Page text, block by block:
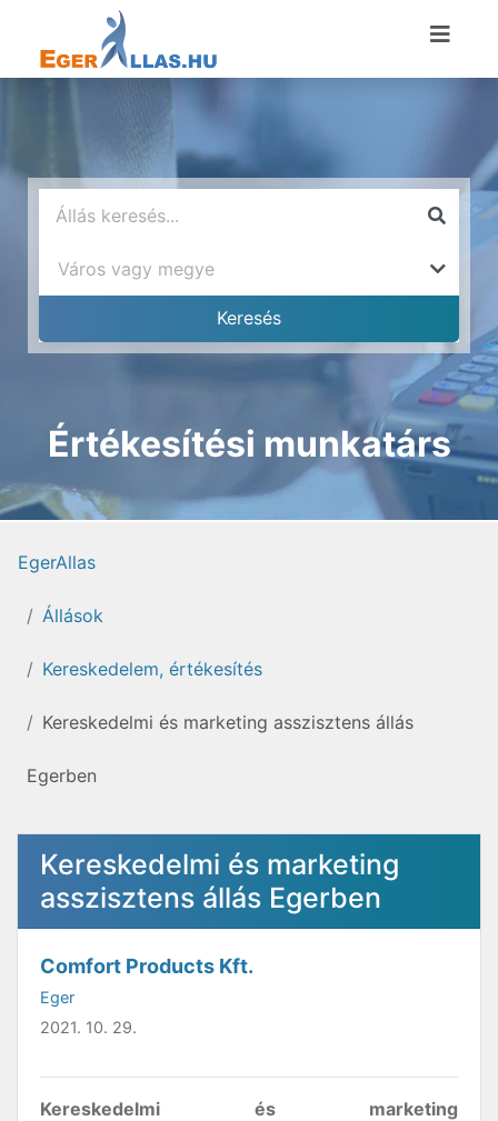
Értékesítési munkatárs
EgerAllas
Állások
Kereskedelem, értékesítés
Kereskedelmi és marketing asszisztens állás
Egerben
Kereskedelmi és marketing
asszisztens állás Egerben
Comfort Products Kft.
Eger
2021. 10. 29.
Kereskedelmi és marketing